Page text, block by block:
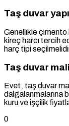
Taş duvar
Genellikle çimento
kireç harcı tercih
harç tipi
Taş duvar
Evet, taş duvar
dalgalanmalarına
kuru ve işçilik
0